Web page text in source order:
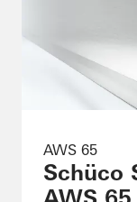
AWS 65
Schüco